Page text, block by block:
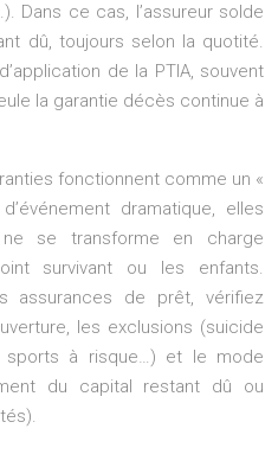
Dans ce cas, l’assureur solde
dû, toujours selon la quotité.
de la PTIA, souvent
la garantie décès continue à
fonctionnent comme un «
dramatique, elles
se transforme en charge
survivant ou les enfants.
assurances de prêt, vérifiez
les exclusions (suicide
sports à risque…) et le mode
du capital restant dû ou